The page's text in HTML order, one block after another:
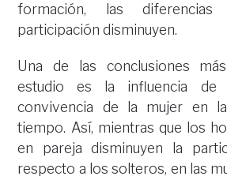
formación, las
participación disminuyen.
Una de las conclusiones
estudio es la influencia de
convivencia de la mujer en
tiempo. Así, mientras que los
en pareja disminuyen la
respecto a los solteros, en las